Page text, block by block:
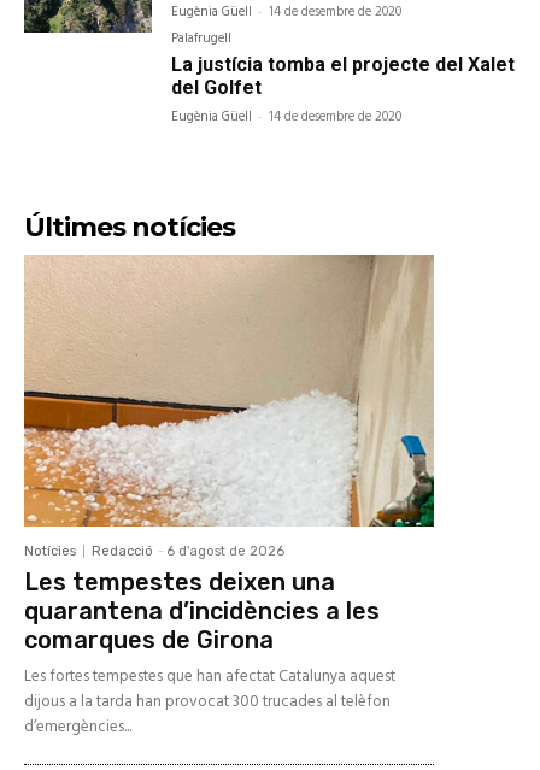
Eugènia Güell - 14 de desembre de 2020
Palafrugell
La justícia tomba el projecte del Xalet
del Golfet
Eugènia Güell - 14 de desembre de 2020
Últimes notícies
Notícies Redacció - 6 d'agost de 2026
Les tempestes deixen una
quarantena d’incidències a les
comarques de Girona
Les fortes tempestes que han afectat Catalunya aquest
dijous a la tarda han provocat 300 trucades al telèfon
d’emergències...